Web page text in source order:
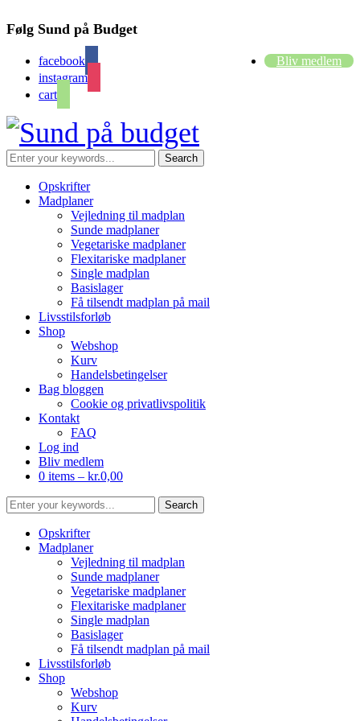
Følg Sund på Budget
facebook
instagram
cart
Bliv medlem
Opskrifter
Madplaner
Vejledning til madplan
Sunde madplaner
Vegetariske madplaner
Flexitariske madplaner
Single madplan
Basislager
Få tilsendt madplan på mail
Livsstilsforløb
Shop
Webshop
Kurv
Handelsbetingelser
Bag bloggen
Cookie og privatlivspolitik
Kontakt
FAQ
Log ind
Bliv medlem
0 items – kr.0,00
Opskrifter
Madplaner
Vejledning til madplan
Sunde madplaner
Vegetariske madplaner
Flexitariske madplaner
Single madplan
Basislager
Få tilsendt madplan på mail
Livsstilsforløb
Shop
Webshop
Kurv